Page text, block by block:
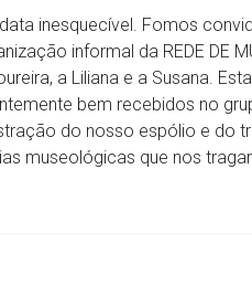
inesquecível. Fomos
informal da REDE DE
a Liliana e a Susana.
bem recebidos no
do nosso espólio e do
museológicas que nos